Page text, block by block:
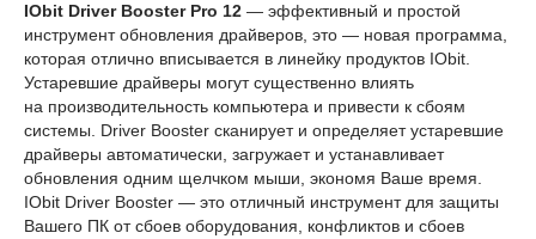
IObit Driver Booster Pro 12 — эффективный и простой
инструмент обновления драйверов, это — новая программа,
которая отлично вписывается в линейку продуктов IObit.
Устаревшие драйверы могут существенно влиять
на производительность компьютера и привести к сбоям
системы. Driver Booster сканирует и определяет устаревшие
драйверы автоматически, загружает и устанавливает
обновления одним щелчком мыши, экономя Ваше время.
IObit Driver Booster — это отличный инструмент для защиты
Вашего ПК от сбоев оборудования, конфликтов и сбоев